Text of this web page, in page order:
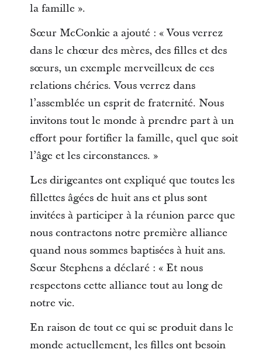
la famille ».
Sœur McConkie a ajouté : « Vous verrez
dans le chœur des mères, des filles et des
sœurs, un exemple merveilleux de ces
relations chéries. Vous verrez dans
l’assemblée un esprit de fraternité. Nous
invitons tout le monde à prendre part à un
effort pour fortifier la famille, quel que soit
l’âge et les circonstances. »
Les dirigeantes ont expliqué que toutes les
fillettes âgées de huit ans et plus sont
invitées à participer à la réunion parce que
nous contractons notre première alliance
quand nous sommes baptisées à huit ans.
Sœur Stephens a déclaré : « Et nous
respectons cette alliance tout au long de
notre vie.
En raison de tout ce qui se produit dans le
monde actuellement, les filles ont besoin